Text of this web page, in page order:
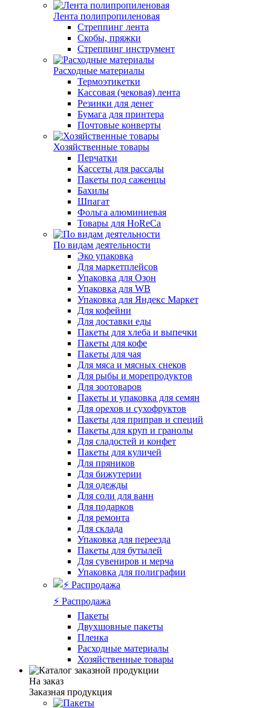
Лента полипропиленовая
Стреппинг лента
Скобы, пряжки
Стреппинг инструмент
Расходные материалы
Термоэтикетки
Кассовая (чековая) лента
Резинки для денег
Бумага для принтера
Почтовые конверты
Хозяйственные товары
Перчатки
Кассеты для рассады
Пакеты под саженцы
Бахилы
Шпагат
Фольга алюминиевая
Товары для HoReCa
По видам деятельности
Эко упаковка
Для маркетплейсов
Упаковка для Озон
Упаковка для WB
Упаковка для Яндекс Маркет
Для кофейни
Для доставки еды
Пакеты для хлеба и выпечки
Пакеты для кофе
Пакеты для чая
Для мяса и мясных снеков
Для рыбы и морепродуктов
Для зоотоваров
Пакеты и упаковка для семян
Для орехов и сухофруктов
Пакеты для приправ и специй
Пакеты для круп и гранолы
Для сладостей и конфет
Пакеты для куличей
Для пряников
Для бижутерии
Для одежды
Для соли для ванн
Для подарков
Для ремонта
Для склада
Упаковка для переезда
Пакеты для бутылей
Для сувениров и мерча
Упаковка для полиграфии
⚡️ Распродажа
Пакеты
Двухшовные пакеты
Пленка
Расходные материалы
Хозяйственные товары
На заказ
Заказная продукция